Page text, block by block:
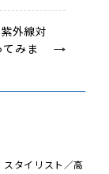
外線対
みま
タイリスト／高